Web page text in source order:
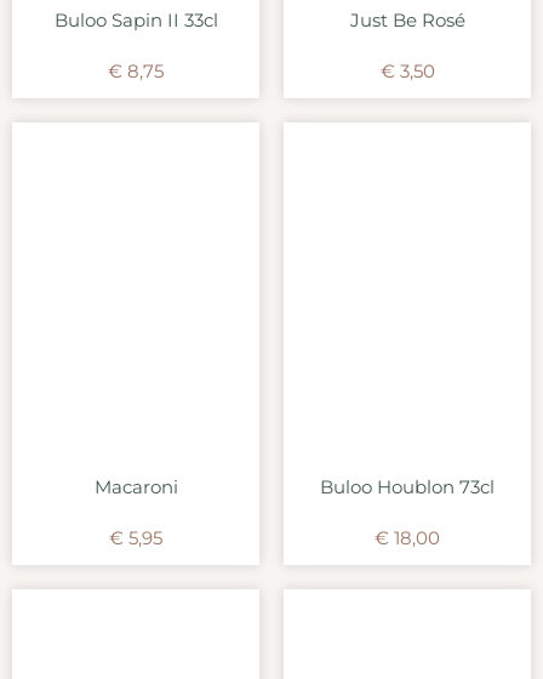
Buloo Sapin II 33cl
€ 8,75
Just Be Rosé
€ 3,50
Macaroni
€ 5,95
Buloo Houblon 73cl
€ 18,00